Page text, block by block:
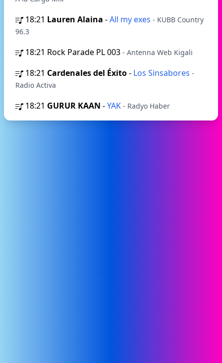
18:21 Lauren Alaina -All my exes - KUBB Country
96.3
18:21 Rock Parade PL 003 - Antenna Web Kigali
18:21 Cardenales del Éxito- Los Sinsabores -
Radio Activa
18:21 GURUR KAAN -YAK - Radyo Haber